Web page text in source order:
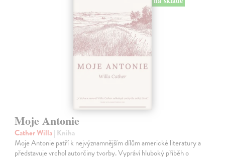
Moje Antonie
Cather Willa| Kniha
Moje Antonie patří k nejvýznamnějším dílům americké literatury a
představuje vrchol autorčiny tvorby. Vypráví hluboký příběh o